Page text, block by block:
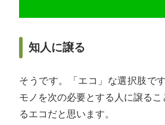
知人に譲る
そうです。「エコ」な選択肢で
モノを次の必要とする人に譲る
るエコだと思います。